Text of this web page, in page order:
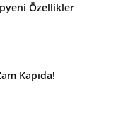
Özellikler
Kapıda!